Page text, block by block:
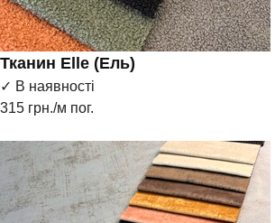
Тканин Elle (Ель)
✓ В наявності
315 грн./м пог.